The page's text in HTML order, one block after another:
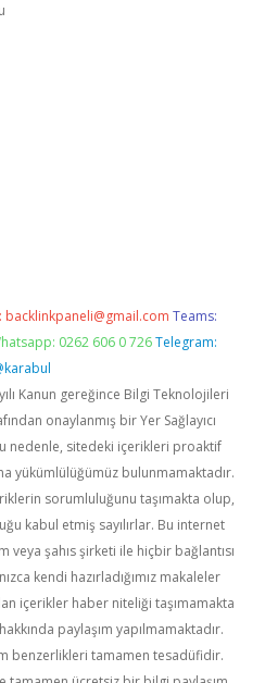
backlinkpaneli@gmail.com Teams:
0262 606 0 726 Telegram:
Kanun gereğince Bilgi Teknolojileri
onaylanmış bir Yer Sağlayıcı
nedenle, sitedeki içerikleri proaktif
yükümlülüğümüz bulunmamaktadır.
sorumluluğunu taşımakta olup,
kabul etmiş sayılırlar. Bu internet
şahıs şirketi ile hiçbir bağlantısı
kendi hazırladığımız makaleler
içerikler haber niteliği taşımamakta
paylaşım yapılmamaktadır.
benzerlikleri tamamen tesadüfidir.